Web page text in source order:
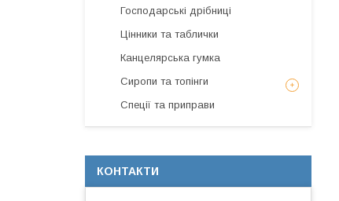
Господарські дрібниці
Цінники та таблички
Канцелярська гумка
Сиропи та топінги
Спеції та приправи
КОНТАКТИ